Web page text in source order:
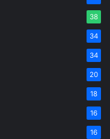
38
34
34
20
18
16
16